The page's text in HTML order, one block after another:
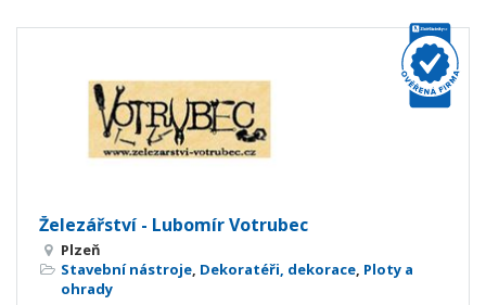
Železářství - Lubomír Votrubec
Plzeň
Stavební nástroje, Dekoratéři, dekorace, Ploty a
ohrady